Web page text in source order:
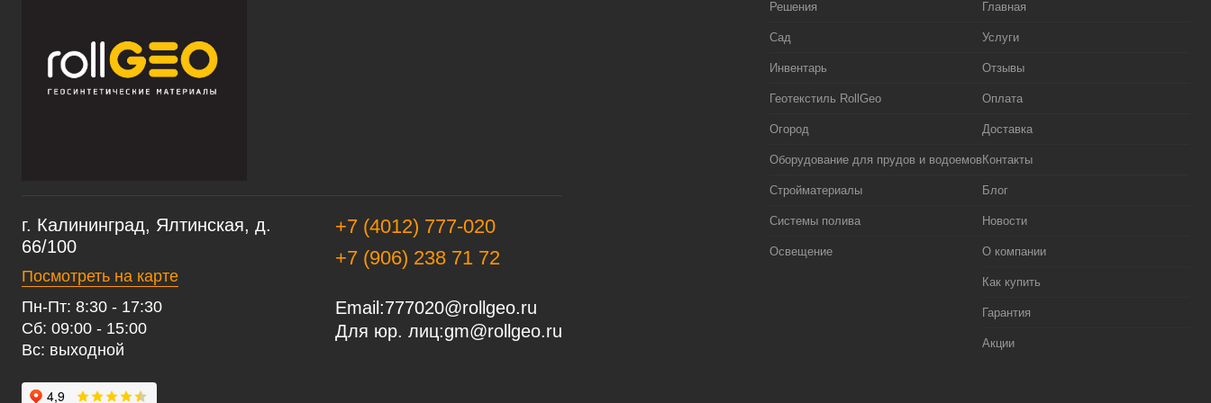
г. Калининград, Ялтинская, д.
66/100
Посмотреть на карте
+7 (4012) 777-020
+7 (906) 238 71 72
Email:777020@rollgeo.ru
Для юр. лиц:gm@rollgeo.ru
Пн-Пт: 8:30 - 17:30
Сб: 09:00 - 15:00
Вс: выходной
Решения
Сад
Инвентарь
Геотекстиль RollGeo
Огород
Оборудование для прудов и водоемов
Стройматериалы
Системы полива
Освещение
Главная
Услуги
Отзывы
Оплата
Доставка
Контакты
Блог
Новости
О компании
Как купить
Гарантия
Акции